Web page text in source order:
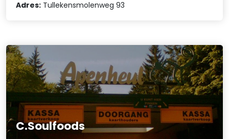
Adres: Tullekensmolenweg 93
C.Soulfoods